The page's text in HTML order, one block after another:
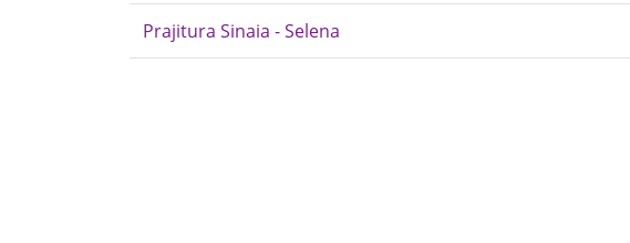
Prajitura Sinaia - Selena